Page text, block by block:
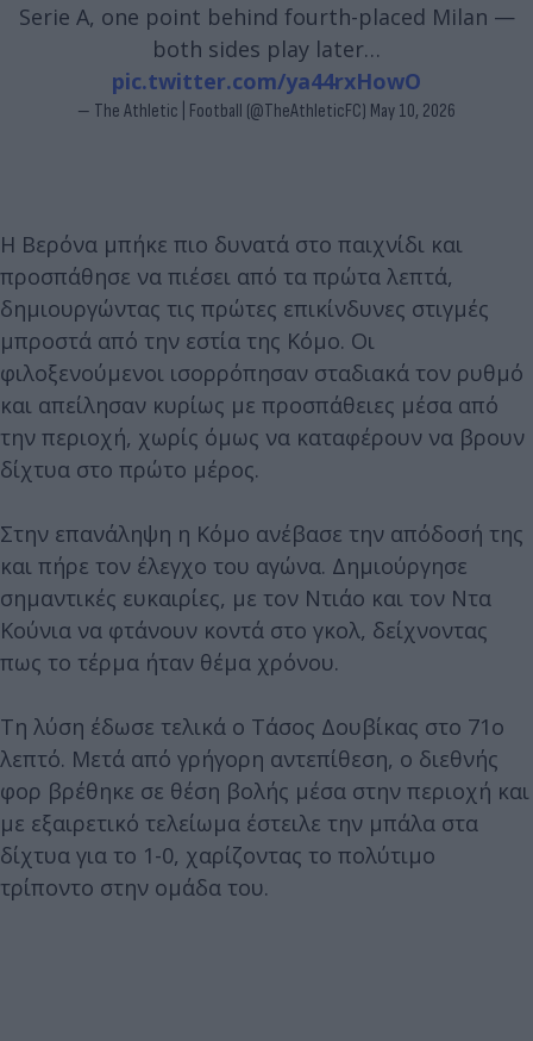
Serie A, one point behind fourth-placed Milan —
both sides play later…
pic.twitter.com/ya44rxHowO
— The Athletic | Football (@TheAthleticFC) May 10, 2026
Η Βερόνα μπήκε πιο δυνατά στο παιχνίδι και
προσπάθησε να πιέσει από τα πρώτα λεπτά,
δημιουργώντας τις πρώτες επικίνδυνες στιγμές
μπροστά από την εστία της Κόμο. Οι
φιλοξενούμενοι ισορρόπησαν σταδιακά τον ρυθμό
και απείλησαν κυρίως με προσπάθειες μέσα από
την περιοχή, χωρίς όμως να καταφέρουν να βρουν
δίχτυα στο πρώτο μέρος.
Στην επανάληψη η Κόμο ανέβασε την απόδοσή της
και πήρε τον έλεγχο του αγώνα. Δημιούργησε
σημαντικές ευκαιρίες, με τον Ντιάο και τον Ντα
Κούνια να φτάνουν κοντά στο γκολ, δείχνοντας
πως το τέρμα ήταν θέμα χρόνου.
Τη λύση έδωσε τελικά ο Τάσος Δουβίκας στο 71ο
λεπτό. Μετά από γρήγορη αντεπίθεση, ο διεθνής
φορ βρέθηκε σε θέση βολής μέσα στην περιοχή και
με εξαιρετικό τελείωμα έστειλε την μπάλα στα
δίχτυα για το 1-0, χαρίζοντας το πολύτιμο
τρίποντο στην ομάδα του.